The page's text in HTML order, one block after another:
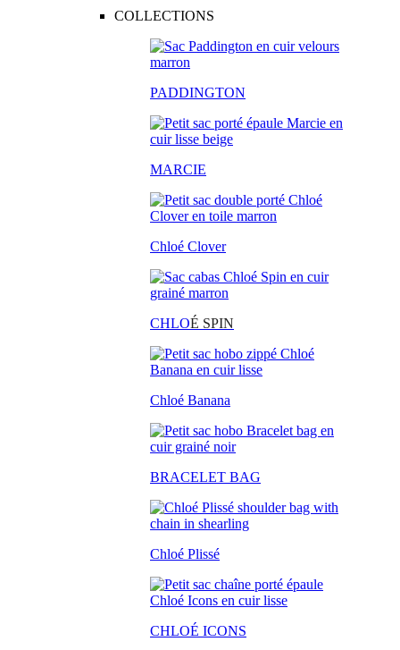
COLLECTIONS
PADDINGTON
MARCIE
Chloé Clover
CHLOÉ SPIN
Chloé Banana
BRACELET BAG
Chloé Plissé
CHLOÉ ICONS